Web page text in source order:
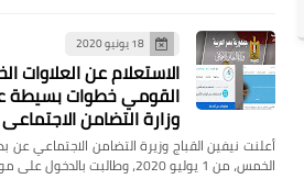
الرئيسية
مؤشر الوقود يقرأ بشكل
خاطئ؟ لا تتجاهله… فقد
يضعك في موقف محرج
18 يونيو 2020
الاستعلام عن العلاوات
القومي خطوات بسيطة
وزارة التضامن الاجتماعى
أعلنت نيفين القباج وزيرة التضامن الاجتماعي عن
الخمس، من 1 يوليو 2020، وطالبت بالدخول على موقع وزارة …